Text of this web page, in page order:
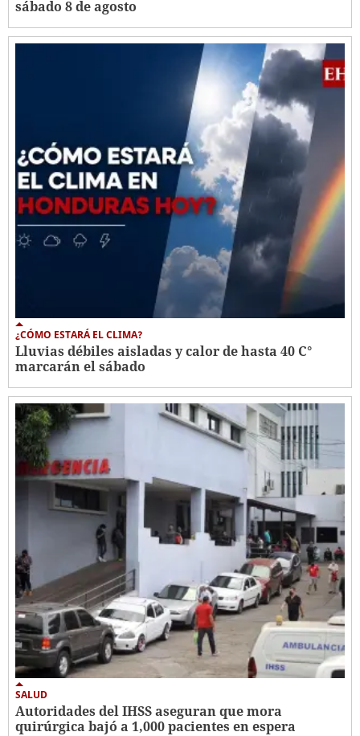
sábado 8 de agosto
¿CÓMO ESTARÁ EL CLIMA?
Lluvias débiles aisladas y calor de hasta 40 C°
marcarán el sábado
SALUD
Autoridades del IHSS aseguran que mora
quirúrgica bajó a 1,000 pacientes en espera